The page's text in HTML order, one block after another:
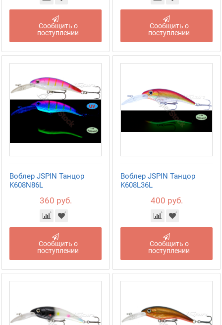
Сообщить о
поступлении
Сообщить о
поступлении
Воблер JSPIN Танцор
K608N86L
360 руб.
Сообщить о
поступлении
Воблер JSPIN Танцор
K608L36L
400 руб.
Сообщить о
поступлении